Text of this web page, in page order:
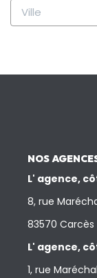
NOS
L' agence,
8, rue
83570 Carcès
L' agence,
1, rue